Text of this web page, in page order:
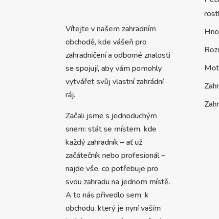
Vítejte v našem zahradním
obchodě, kde vášeň pro
zahradničení a odborné znalosti
se spojují, aby vám pomohly
vytvářet svůj vlastní zahrádní
ráj.
Začali jsme s jednoduchým
snem: stát se místem, kde
každý zahradník – ať už
začátečník nebo profesionál –
najde vše, co potřebuje pro
svou zahradu na jednom místě.
A to nás přivedlo sem, k
obchodu, který je nyní vaším